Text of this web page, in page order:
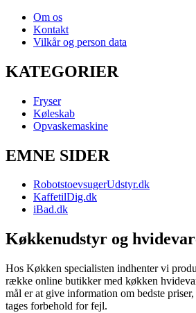
Om os
Kontakt
Vilkår og person data
KATEGORIER
Fryser
Køleskab
Opvaskemaskine
EMNE SIDER
RobotstoevsugerUdstyr.dk
KaffetilDig.dk
iBad.dk
Køkkenudstyr og
Hos Køkken specialisten indhenter vi
række online butikker med køkken
mål er at give information om bedste
tages forbehold for fejl.